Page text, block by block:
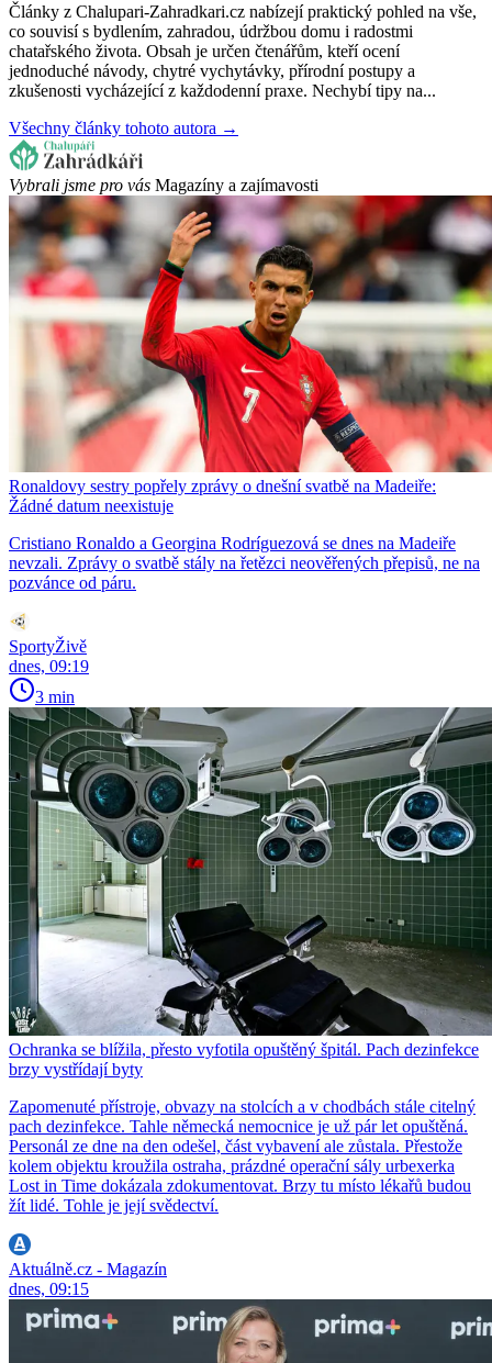
Články z Chalupari-Zahradkari.cz nabízejí praktický pohled na vše,
co souvisí s bydlením, zahradou, údržbou domu i radostmi
chatařského života. Obsah je určen čtenářům, kteří ocení
jednoduché návody, chytré vychytávky, přírodní postupy a
zkušenosti vycházející z každodenní praxe. Nechybí tipy na...
Všechny články tohoto autora →
Vybrali jsme pro vás Magazíny a zajímavosti
Ronaldovy sestry popřely zprávy o dnešní svatbě na Madeiře:
Žádné datum neexistuje
Cristiano Ronaldo a Georgina Rodríguezová se dnes na Madeiře
nevzali. Zprávy o svatbě stály na řetězci neověřených přepisů, ne na
pozvánce od páru.
SportyŽivě
dnes, 09:19
3 min
Ochranka se blížila, přesto vyfotila opuštěný špitál. Pach dezinfekce
brzy vystřídají byty
Zapomenuté přístroje, obvazy na stolcích a v chodbách stále citelný
pach dezinfekce. Tahle německá nemocnice je už pár let opuštěná.
Personál ze dne na den odešel, část vybavení ale zůstala. Přestože
kolem objektu kroužila ostraha, prázdné operační sály urbexerka
Lost in Time dokázala zdokumentovat. Brzy tu místo lékařů budou
žít lidé. Tohle je její svědectví.
Aktuálně.cz - Magazín
dnes, 09:15